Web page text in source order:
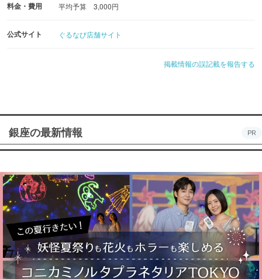
料金・費用 平均予算 3,000円
公式サイト ぐるなび店舗サイト
掲載情報の誤記載を報告する
銀座の最新情報 PR